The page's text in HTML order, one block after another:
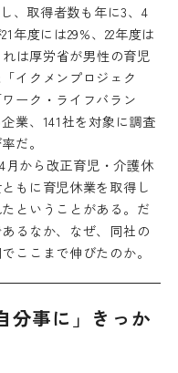
、取得者数も年に3、4
年度には29%、22年度は
は厚労省が男性の育児
イクメンプロジェク
ーク・ライフバラン
業、 141社を対象に調査
だ。
月から改正育児・介護休
もに育児休業を取得し
ということがある。だ
るなか、なぜ、同社の
ここまで伸びたのか。
分事に」きっか